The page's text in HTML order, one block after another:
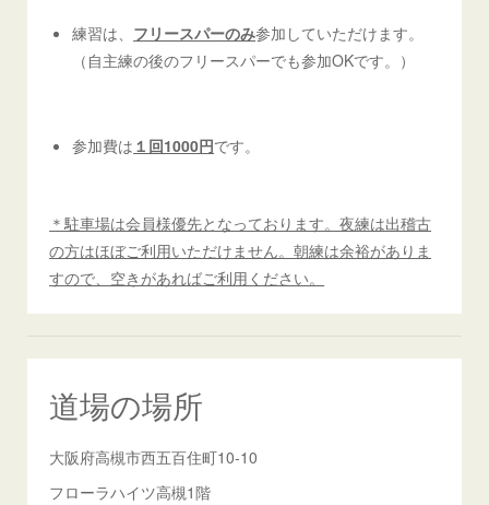
練習は、 フリースパーのみ参加していただけます。
（自主練の後のフリースパーでも参加OKです。）
参加費は １回1000円です。
＊駐車場は会員様優先となっております。夜練は出稽古
の方はほぼご利用いただけません。朝練は余裕がありま
すので、空きがあればご利用ください。
道場の場所
大阪府高槻市西五百住町10-10
フローラハイツ高槻1階